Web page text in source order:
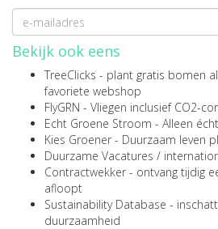
Bekijk ook eens
TreeClicks - plant gratis bomen
favoriete webshop
FlyGRN - Vliegen inclusief CO2-
Echt Groene Stroom - Alleen
Kies Groener - Duurzaam leven
Duurzame Vacatures /
Contractwekker - ontvang tijdig
afloopt
Sustainability Database -
duurzaamheid